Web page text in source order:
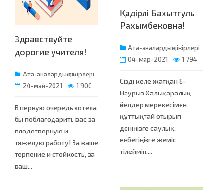
Здравствуйте,
дорогие учителя!
Ата-аналардың пікірлері
24-май-2021
1 900
В первую очередь хотела
бы поблагодарить вас за
плодотворную и
тяжелую работу! За ваше
терпение и стойкость, за
ваш...
Қадірлі Бахытгуль
Рахымбековна!
Ата-аналардың пікірлері
04-мар-2021
1 794
Сізді келе жатқан 8-
Наурыз Халықаралық
әйелдер мерекесімен
құттықтай отырып
деніңізге саулық,
еңбегіңізге жеміс
тілеймін....